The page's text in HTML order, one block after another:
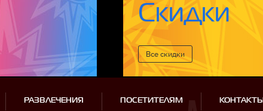
Скидки
Все cкидки
РАЗВЛЕЧЕНИЯ ПОСЕТИТЕЛЯМ КОНТАКТЫ